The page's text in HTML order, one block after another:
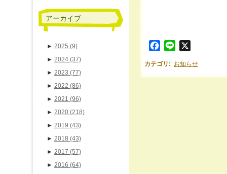
Facebook
Line
カテゴリ : お知らせ
アーカイブ
► 2025 (9)
► 2024 (37)
► 2023 (77)
► 2022 (86)
► 2021 (96)
► 2020 (218)
► 2019 (43)
► 2018 (43)
► 2017 (57)
► 2016 (64)